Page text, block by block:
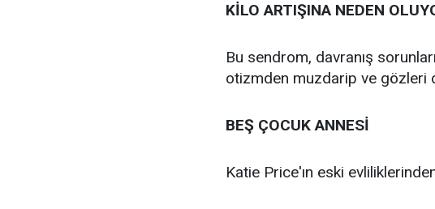
KİLO ARTIŞINA NEDEN
Bu sendrom, davranış
otizmden muzdarip ve gözleri
BEŞ ÇOCUK ANNESİ
Katie Price'ın eski